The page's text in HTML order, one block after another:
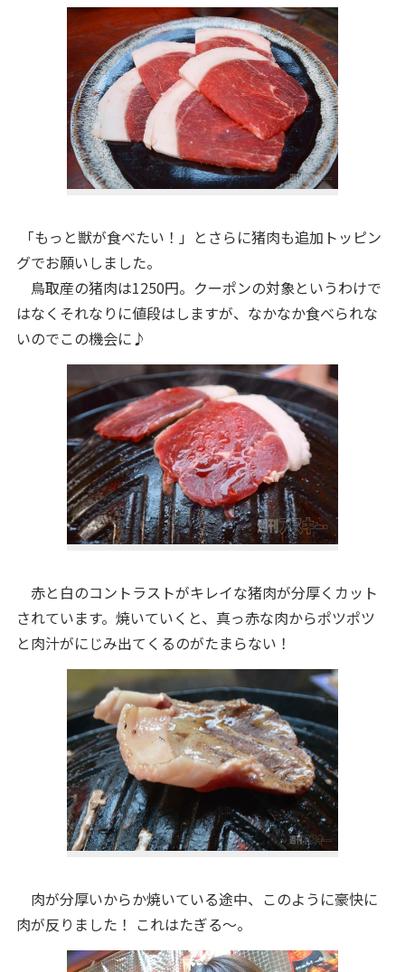
「もっと獣が食べたい！」とさらに猪肉も追加トッピン
グでお願いしました。
鳥取産の猪肉は1250円。クーポンの対象というわけで
はなくそれなりに値段はしますが、なかなか食べられな
いのでこの機会に♪
赤と白のコントラストがキレイな猪肉が分厚くカット
されています。焼いていくと、真っ赤な肉からポツポツ
と肉汁がにじみ出てくるのがたまらない！
肉が分厚いからか焼いている途中、このように豪快に
肉が反りました！ これはたぎる～。